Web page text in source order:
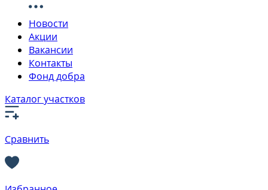
Новости
Акции
Вакансии
Контакты
Фонд добра
Каталог участков
Сравнить